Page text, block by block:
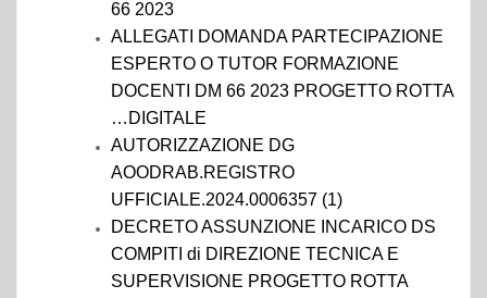
66 2023
ALLEGATI DOMANDA PARTECIPAZIONE
ESPERTO O TUTOR FORMAZIONE
DOCENTI DM 66 2023 PROGETTO ROTTA
…DIGITALE
AUTORIZZAZIONE DG
AOODRAB.REGISTRO
UFFICIALE.2024.0006357 (1)
DECRETO ASSUNZIONE INCARICO DS
COMPITI di DIREZIONE TECNICA E
SUPERVISIONE PROGETTO ROTTA